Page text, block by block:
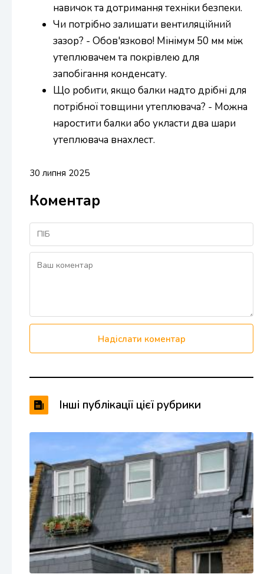
навичок та дотримання техніки безпеки.
Чи потрібно залишати вентиляційний
зазор? - Обов'язково! Мінімум 50 мм між
утеплювачем та покрівлею для
запобігання конденсату.
Що робити, якщо балки надто дрібні для
потрібної товщини утеплювача? - Можна
наростити балки або укласти два шари
утеплювача внахлест.
30 липня 2025
Коментар
Надіслати коментар
Інші публікації цієї рубрики